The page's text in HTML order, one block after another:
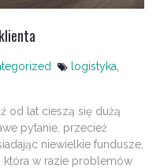
logistyka
od lat cieszą się dużą
pytanie, przecież
niewielkie fundusze,
która w razie problemów